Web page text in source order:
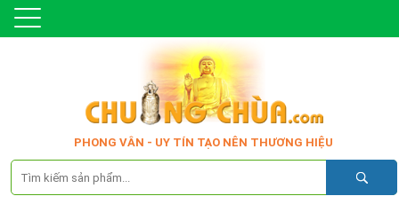
PHONG VÂN - UY TÍN TẠO NÊN THƯƠNG HIỆU